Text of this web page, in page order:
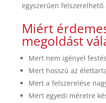
egyszerűen felszerelhető.
Miért
megoldást
Mert nem igényel
Mert hosszú az
Mert a felszerelése
Mert egyedi méretre